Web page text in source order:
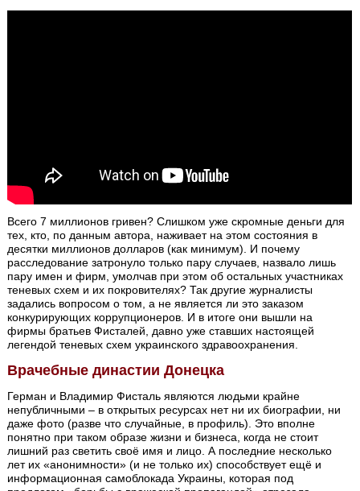
Всего 7 миллионов гривен? Слишком уже скромные деньги для
тех, кто, по данным автора, наживает на этом состояния в
десятки миллионов долларов (как минимум). И почему
расследование затронуло только пару случаев, назвало лишь
пару имен и фирм, умолчав при этом об остальных участниках
теневых схем и их покровителях? Так другие журналисты
задались вопросом о том, а не является ли это заказом
конкурирующих коррупционеров. И в итоге они вышли на
фирмы братьев Фисталей, давно уже ставших настоящей
легендой теневых схем украинского здравоохранения.
Врачебные династии Донецка
Герман и Владимир Фисталь являются людьми крайне
непубличными – в открытых ресурсах нет ни их биографии, ни
даже фото (разве что случайные, в профиль). Это вполне
понятно при таком образе жизни и бизнеса, когда не стоит
лишний раз светить своё имя и лицо. А последние несколько
лет их «анонимности» (и не только их) способствует ещё и
информационная самоблокада Украины, которая под